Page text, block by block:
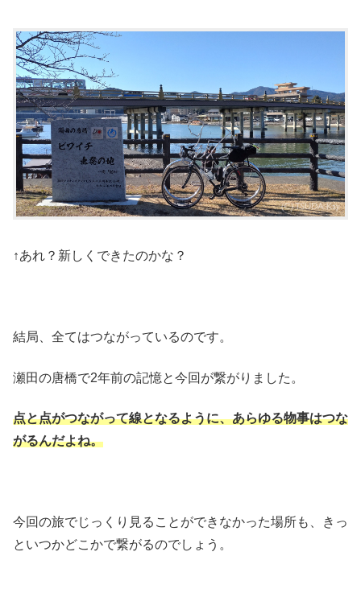
↑あれ？新しくできたのかな？
結局、全てはつながっているのです。
瀬田の唐橋で2年前の記憶と今回が繋がりました。
点と点がつながって線となるように、あらゆる物事はつな
がるんだよね。
今回の旅でじっくり見ることができなかった場所も、きっ
といつかどこかで繋がるのでしょう。